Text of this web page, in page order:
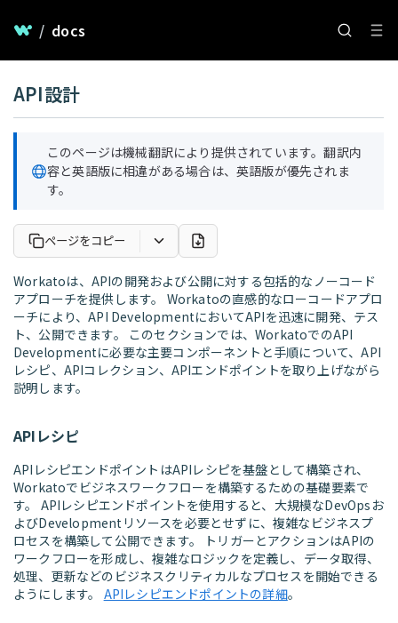
/ docs
API設計
このページは機械翻訳により提供されています。翻訳内
容と英語版に相違がある場合は、英語版が優先されま
す。
ページをコピー
Workatoは、APIの開発および公開に対する包括的なノーコード
アプローチを提供します。 Workatoの直感的なローコードアプロ
ーチにより、API DevelopmentにおいてAPIを迅速に開発、テス
ト、公開できます。 このセクションでは、WorkatoでのAPI
Developmentに必要な主要コンポーネントと手順について、API
レシピ、APIコレクション、APIエンドポイントを取り上げながら
説明します。
APIレシピ
APIレシピエンドポイントはAPIレシピを基盤として構築され、
Workatoでビジネスワークフローを構築するための基礎要素で
す。 APIレシピエンドポイントを使用すると、大規模なDevOpsお
よびDevelopmentリソースを必要とせずに、複雑なビジネスプ
ロセスを構築して公開できます。 トリガーとアクションはAPIの
ワークフローを形成し、複雑なロジックを定義し、データ取得、
処理、更新などのビジネスクリティカルなプロセスを開始できる
ようにします。 APIレシピエンドポイントの詳細。